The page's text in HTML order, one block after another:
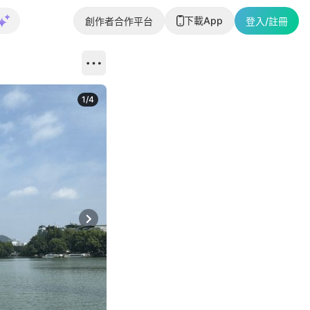
創作者合作平台 下載App 登入/註冊
Next slide
1/4